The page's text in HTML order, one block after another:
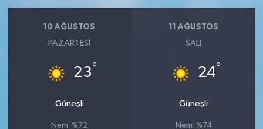
10 AĞUSTOS
PAZARTESI
23°
Güneşli
Nem: %72
11 AĞUSTOS
SALI
24°
Güneşli
Nem: %74